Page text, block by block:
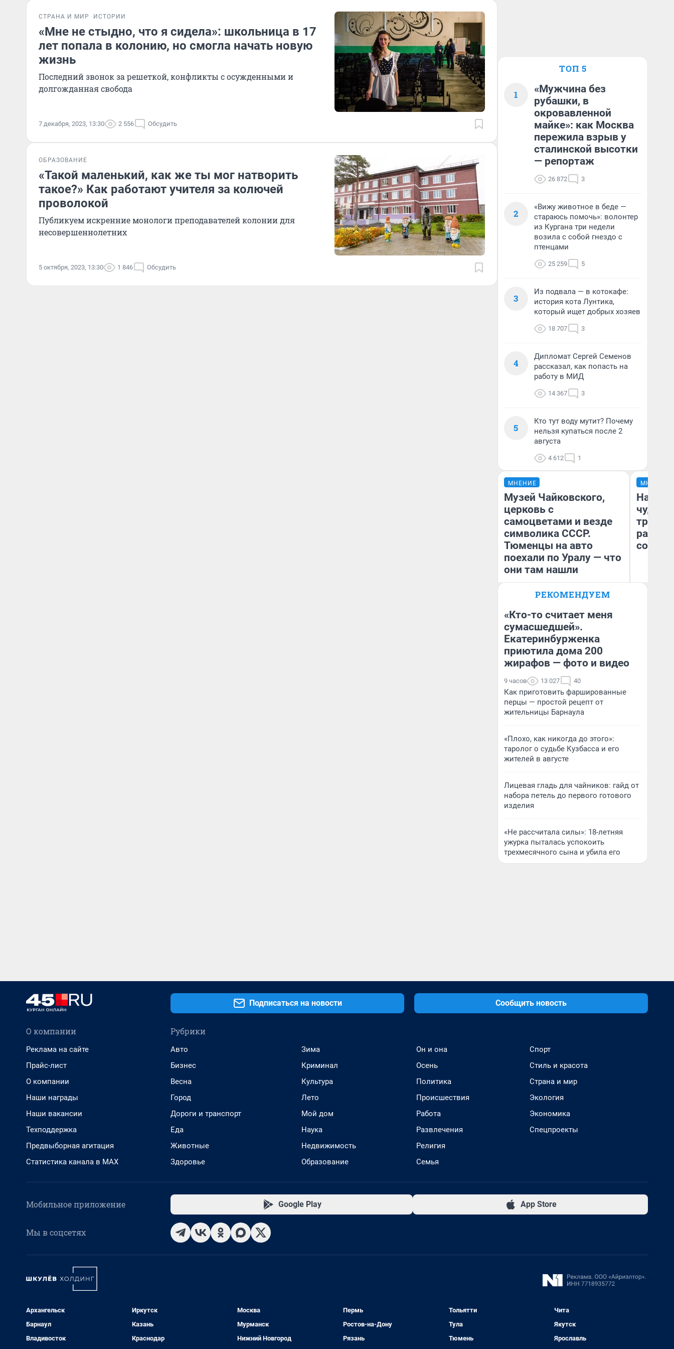
СТРАНА И МИР ИСТОРИИ
«Мне не стыдно, что я сидела»: школьница в 17
лет попала в колонию, но смогла начать новую
жизнь
Последний звонок за решеткой, конфликты с осужденными и
долгожданная свобода
7 декабря, 2023, 13:30 2 556 Обсудить
ОБРАЗОВАНИЕ
«Такой маленький, как же ты мог натворить
такое?» Как работают учителя за колючей
проволокой
Публикуем искренние монологи преподавателей колонии для
несовершеннолетних
5 октября, 2023, 13:30 1 846 Обсудить
ТОП 5
1
«Мужчина без
рубашки, в
окровавленной
майке»: как Москва
пережила взрыв у
сталинской высотки
— репортаж
26 872 3
2
«Вижу животное в беде —
стараюсь помочь»: волонтер
из Кургана три недели
возила с собой гнездо с
птенцами
25 259 5
3
Из подвала — в котокафе:
история кота Лунтика,
который ищет добрых хозяев
18 707 3
4
Дипломат Сергей Семенов
рассказал, как попасть на
работу в МИД
14 367 3
5
Кто тут воду мутит? Почему
нельзя купаться после 2
августа
4 612 1
МНЕНИЕ
Музей Чайковского,
церковь с
самоцветами и везде
символика СССР.
Тюменцы на авто
поехали по Уралу — что
они там нашли
Екатерина Литкевич
МНЕНИЕ
чудом
РЕКОМЕНДУЕМ
«Кто-то считает меня
сумасшедшей».
Екатеринбурженка
приютила дома 200
жирафов — фото и видео
9 часов 13 027 40
Как приготовить фаршированные
перцы — простой рецепт от
жительницы Барнаула
«Плохо, как никогда до этого»:
таролог о судьбе Кузбасса и его
жителей в августе
Лицевая гладь для чайников: гайд от
набора петель до первого готового
изделия
«Не рассчитала силы»: 18-летняя
ужурка пыталась успокоить
трехмесячного сына и убила его
Подписаться на новости Сообщить новость
О компании
Реклама на сайте
Прайс-лист
О компании
Наши награды
Наши вакансии
Техподдержка
Предвыборная агитация
Статистика канала в MAX
Рубрики
Авто
Бизнес
Весна
Город
Дороги и транспорт
Еда
Животные
Здоровье
Зима
Криминал
Культура
Лето
Мой дом
Наука
Недвижимость
Образование
Он и она
Осень
Политика
Происшествия
Работа
Развлечения
Религия
Семья
Спорт
Стиль и красота
Страна и мир
Экология
Экономика
Спецпроекты
Мобильное приложение Google Play App Store
Мы в соцсетях
Архангельск
Барнаул
Владивосток
Иркутск
Казань
Краснодар
Москва
Мурманск
Нижний Новгород
Пермь
Ростов-на-Дону
Рязань
Тольятти
Тула
Тюмень
Чита
Якутск
Ярославль